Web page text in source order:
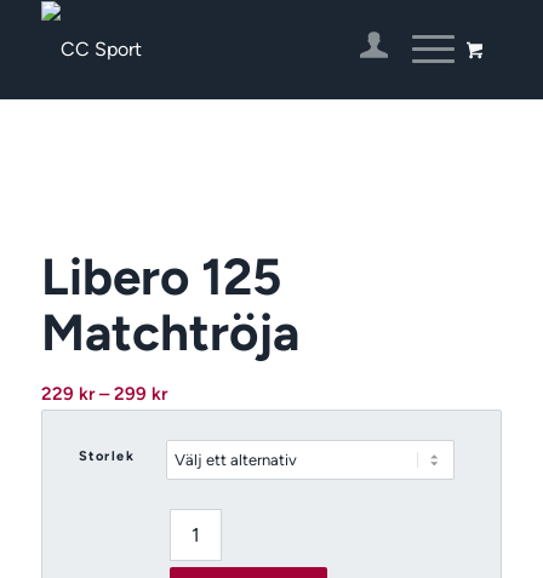
Libero 125
Matchtröja
229 kr – 299 krPrisintervall:
till
299 kr
Storlek